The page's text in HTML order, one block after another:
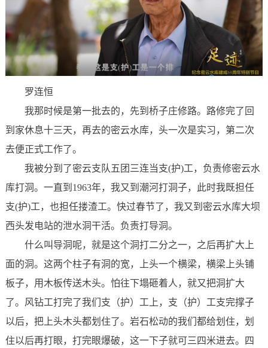
罗连恒
我那时候是第一批去的，先到桥子庄修路。路修完了回
到家休息十三天，再去的密云水库，头一次是实习，第二次
去便正式工作了。
我被分到了密云支队五团三连当支(护)工，负责修密云水
库打洞。一直到1963年，我又到潮河打洞子，此时我既担任
支(护)工，也担任搂渣工。快过春节了，我又到密云水库大坝
西头发电站的泄水洞干活。负责打导洞。
什么叫导洞呢，就是这个洞打二分之一，之后再扩大上
面的洞。这两个柱子有洞的宽，上头一个横梁，横梁上头铺
板子，用木板传送木头。怕往下塌砸着人，就又把洞扩大
了。风钻工打完了我们支（护）工上，支（护）工支完撑子
以后，把上头木头都划住了。岩石松动的我们都给划住，划
住以后再打眼，打完眼爆破，这一下子就可三四米进去。四